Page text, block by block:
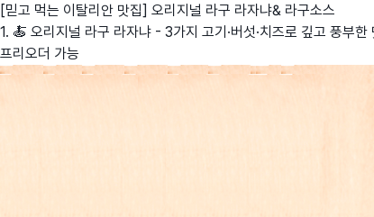
[믿고 먹는 이탈리안 맛집] 오리지널 라구 라자냐& 라구소스
1. 🍝 오리지널 라구 라자냐 - 3가지 고기·버섯·치즈로 깊고 풍부
프리오더 가능